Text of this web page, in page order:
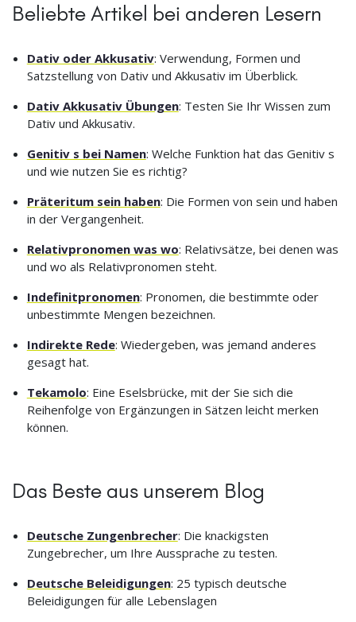
Beliebte Artikel bei anderen Lesern
Dativ oder Akkusativ: Verwendung, Formen und
Satzstellung von Dativ und Akkusativ im Überblick.
Dativ Akkusativ Übungen: Testen Sie Ihr Wissen zum
Dativ und Akkusativ.
Genitiv s bei Namen: Welche Funktion hat das Genitiv s
und wie nutzen Sie es richtig?
Präteritum sein haben: Die Formen von sein und haben
in der Vergangenheit.
Relativpronomen was wo: Relativsätze, bei denen was
und wo als Relativpronomen steht.
Indefinitpronomen: Pronomen, die bestimmte oder
unbestimmte Mengen bezeichnen.
Indirekte Rede: Wiedergeben, was jemand anderes
gesagt hat.
Tekamolo: Eine Eselsbrücke, mit der Sie sich die
Reihenfolge von Ergänzungen in Sätzen leicht merken
können.
Das Beste aus unserem Blog
Deutsche Zungenbrecher: Die knackigsten
Zungebrecher, um Ihre Aussprache zu testen.
Deutsche Beleidigungen: 25 typisch deutsche
Beleidigungen für alle Lebenslagen